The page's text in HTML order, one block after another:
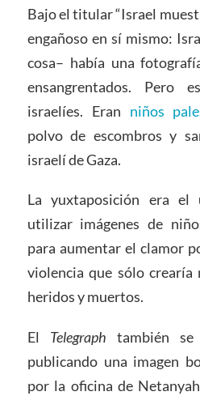
Bajo el titular “Israel
engañoso en sí mismo:
cosa– había una
ensangrentados. Pero
israelíes. Eran niños
polvo de escombros y
israelí de Gaza.
La yuxtaposición era
utilizar imágenes de
para aumentar el clamor
violencia que sólo crearía
heridos y muertos.
El Telegraph también
publicando una imagen
por la oficina de